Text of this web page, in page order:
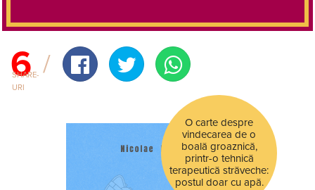
6
SHARE-
URI
O carte despre
vindecarea de o
boală groaznică,
printr-o tehnică
terapeutică străveche:
postul doar cu apă.